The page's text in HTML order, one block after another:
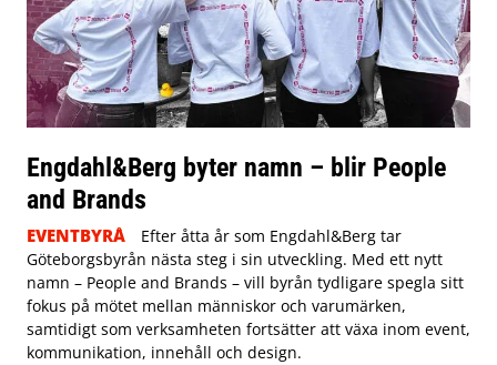
Engdahl&Berg byter namn – blir People
and Brands
EVENTBYRÅ
Efter åtta år som Engdahl&Berg tar
Göteborgsbyrån nästa steg i sin utveckling. Med ett nytt
namn – People and Brands – vill byrån tydligare spegla sitt
fokus på mötet mellan människor och varumärken,
samtidigt som verksamheten fortsätter att växa inom event,
kommunikation, innehåll och design.